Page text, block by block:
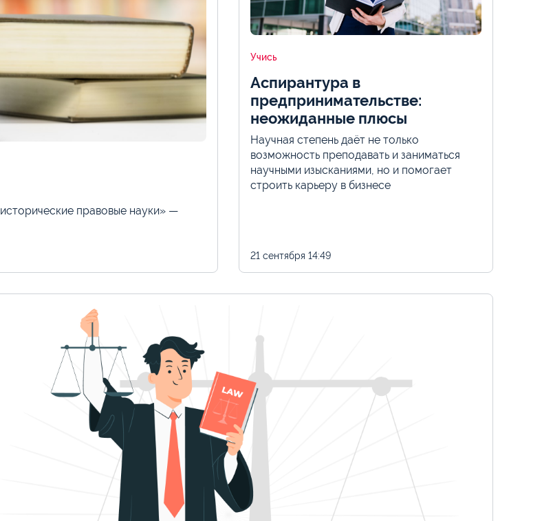
правовые науки» —
Учись
Аспирантура в
предпринимательстве:
неожиданные плюсы
Научная степень даёт не только
возможность преподавать и заниматься
научными изысканиями, но и помогает
строить карьеру в бизнесе
21 сентября 14:49